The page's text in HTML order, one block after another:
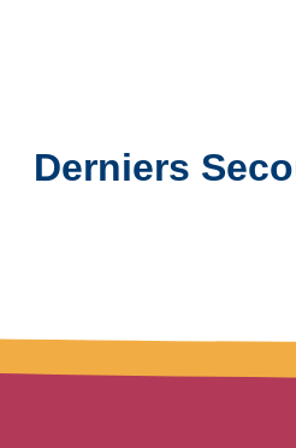
Derniers